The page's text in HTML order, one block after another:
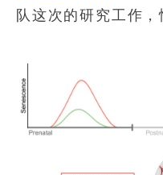
队这次的研究工作，